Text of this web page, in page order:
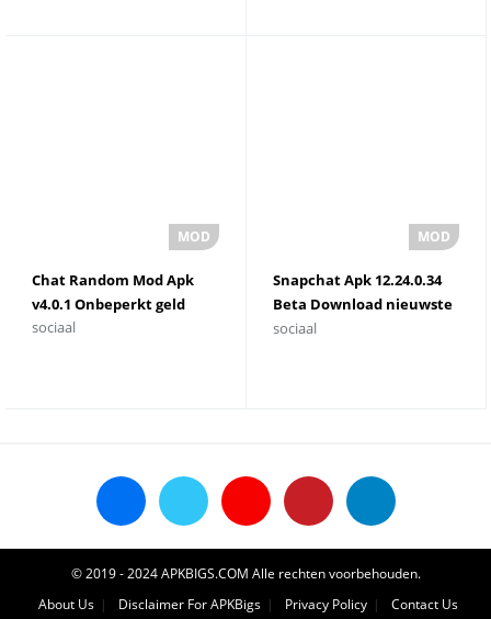
Chat Random Mod Apk
v4.0.1 Onbeperkt geld
sociaal
Snapchat Apk 12.24.0.34
Beta Download nieuwste
versie
sociaal
© 2019 - 2024 APKBIGS.COM Alle rechten voorbehouden.
About Us
Disclaimer For APKBigs Privacy Policy Contact Us